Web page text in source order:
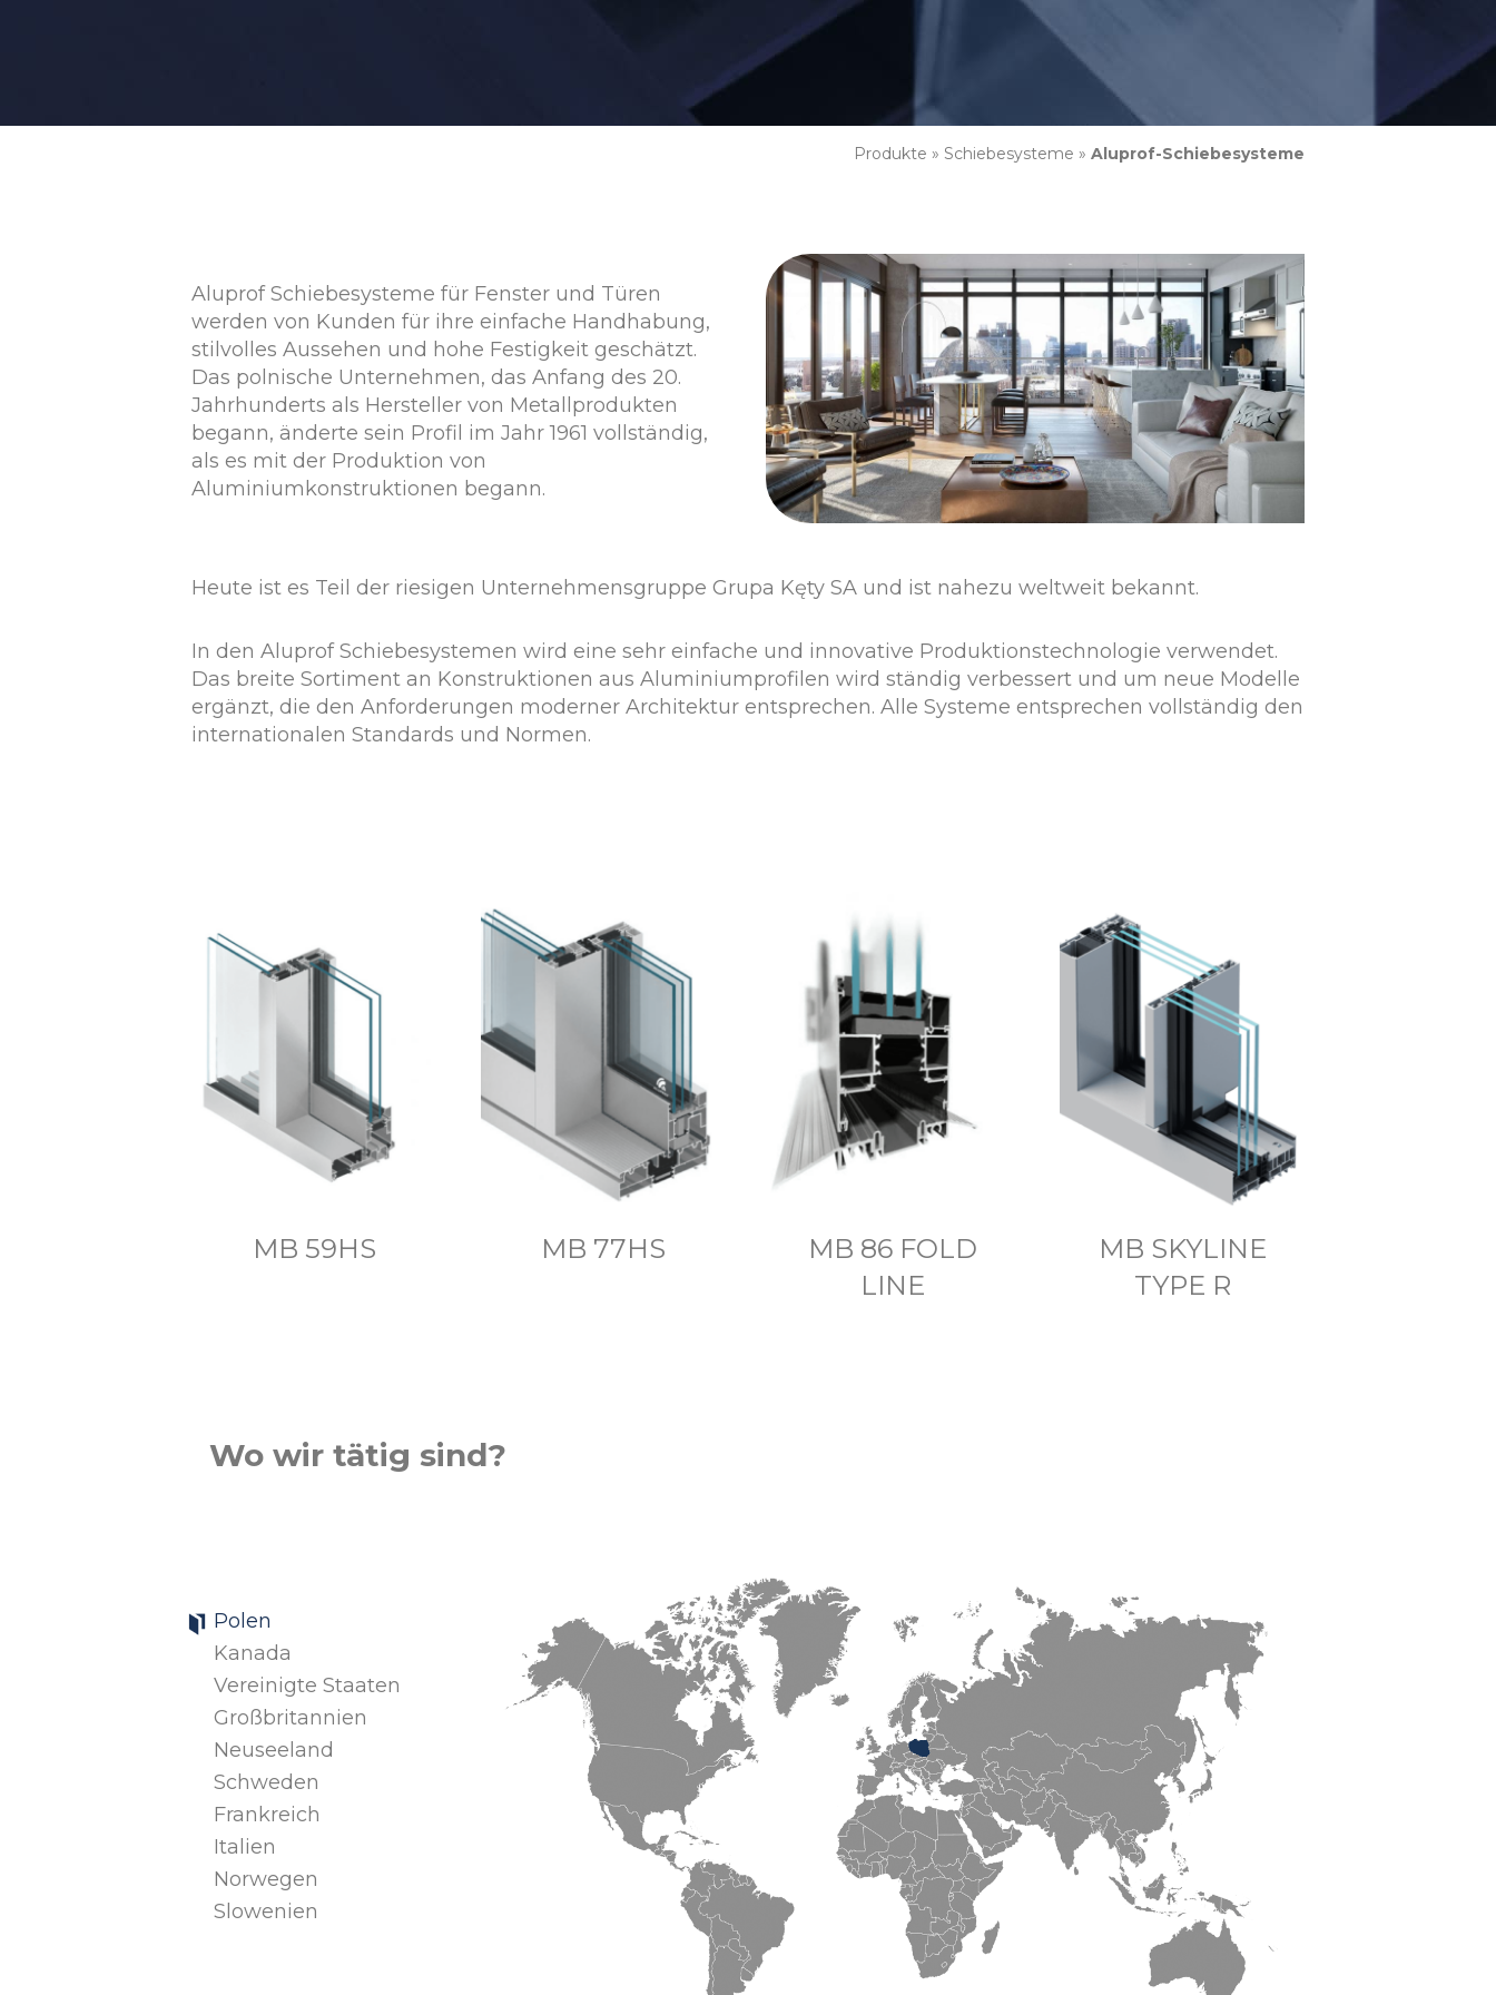
Produkte » Schiebesysteme » Aluprof-Schiebesysteme
Aluprof Schiebesysteme für Fenster und Türen
werden von Kunden für ihre einfache Handhabung,
stilvolles Aussehen und hohe Festigkeit geschätzt.
Das polnische Unternehmen, das Anfang des 20.
Jahrhunderts als Hersteller von Metallprodukten
begann, änderte sein Profil im Jahr 1961 vollständig,
als es mit der Produktion von
Aluminiumkonstruktionen begann.
Heute ist es Teil der riesigen Unternehmensgruppe Grupa Kęty SA und ist nahezu weltweit bekannt.
In den Aluprof Schiebesystemen wird eine sehr einfache und innovative Produktionstechnologie verwendet.
Das breite Sortiment an Konstruktionen aus Aluminiumprofilen wird ständig verbessert und um neue Modelle
ergänzt, die den Anforderungen moderner Architektur entsprechen. Alle Systeme entsprechen vollständig den
internationalen Standards und Normen.
MB 59HS MB 77HS
MB 86 FOLD
LINE
MB SKYLINE
TYPE R
Wo wir tätig sind?
Polen
Kanada
Vereinigte Staaten
Großbritannien
Neuseeland
Schweden
Frankreich
Italien
Norwegen
Slowenien